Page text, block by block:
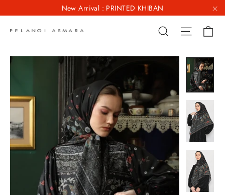
content
New Arrival : PRINTED KHIBAN
Search Site